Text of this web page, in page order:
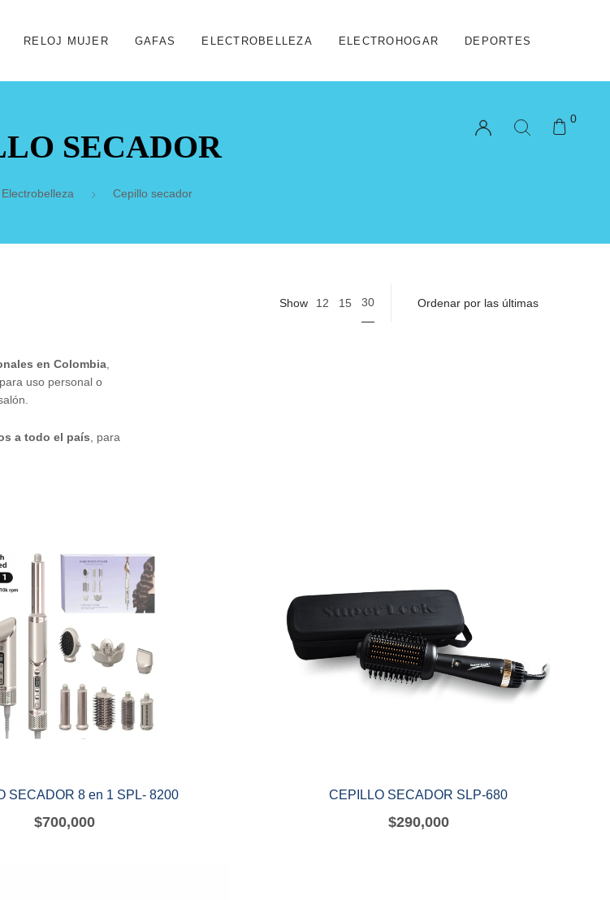
RELOJ MUJER GAFAS ELECTROBELLEZA ELECTROHOGAR DEPORTES
0
SECADOR
Electrobelleza Cepillo secador
Show 12 15 30
en Colombia
uso personal o
a todo el país , para
SECADOR 8 en 1 SPL- 8200
$700,000
CEPILLO SECADOR SLP-680
$290,000